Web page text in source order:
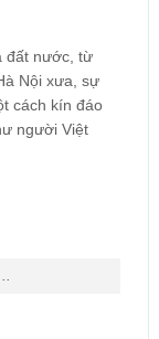
đất nước, từ
Nội xưa, sự
cách kín đáo
người Việt